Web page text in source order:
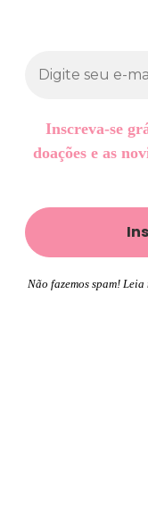
Inscreva-se
doações e as
Não fazemos spam! Leia